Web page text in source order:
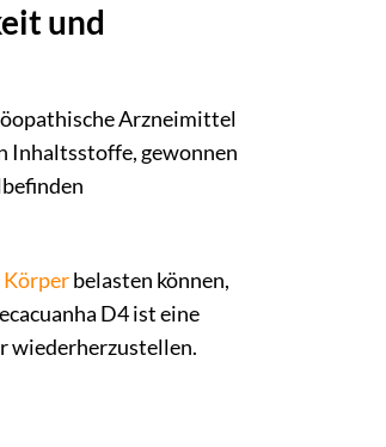
und
Arzneimittel
Inhaltsstoffe, gewonnen
Körperbelasten können,
D4 ist eine
wiederherzustellen.